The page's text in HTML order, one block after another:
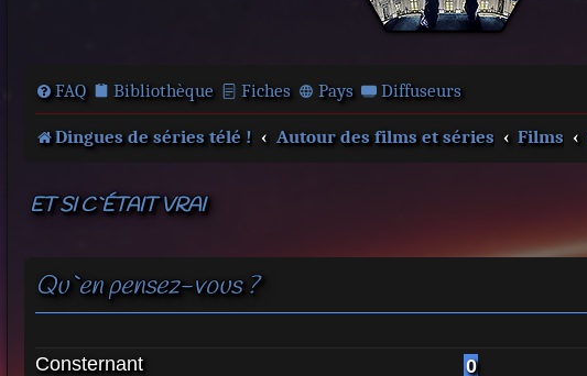
FAQ Bibliothèque Fiches Pays Diffuseurs
Dingues de séries télé ! Autour des films et séries Films
ET SI C`ÉTAIT VRAI
Qu`en pensez-vous ?
Consternant 0